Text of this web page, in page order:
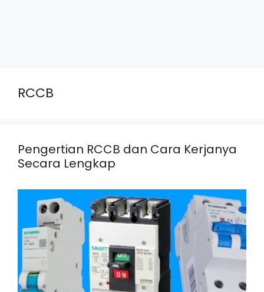
RCCB
Pengertian RCCB dan Cara Kerjanya
Secara Lengkap